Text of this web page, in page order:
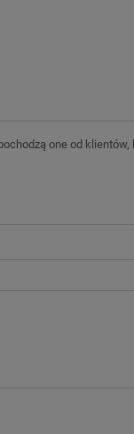
one od klientów,